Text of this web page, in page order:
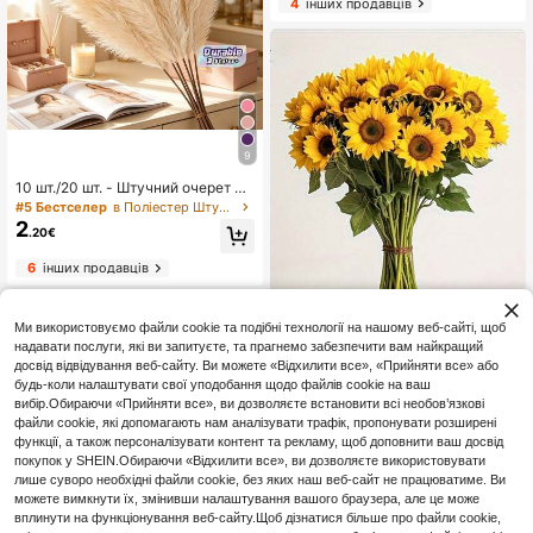
9
10 шт./20 шт. - Штучний очерет 55
см/21,65 дюйма заввишки, штучн
а пампасна трава, штучна гілка ш
лейфу для наповнювача підлогов
та кухні, прикраса кімнати, прикра
са весілля, прикраса на День свя
унок на День святого Валентина,
подарунки на день народження, в
ипускний, осінній декор, осінь, шт
учні рослини
#5 Бестселер в Поліестер Штучні прикраси&Штучні прикраси
2.20€
6інших продавців
дходять для квіткових композицій
у стилі бохо, виробів своїми рука
сілля, Різдва, Дня подяки, вінкови
х прикрас.
4інших продавців
1/5/10 шт. цілючий жовтий букет
штучних соняшників, мінімалісти
чна свіжа штучна квітка соняшни
ка, подарунковий імітаційний бук
ет соняшників до випускного сез
ону, штучна квітка соняшника для
вечірки, декору дому, весільного
фону, вітрини та святкового офор
млення
2.47€ -15%
3інших продавців
Ми використовуємо файли cookie та подібні технології на нашому веб-сайті, щоб
надавати послуги, які ви запитуєте, та прагнемо забезпечити вам найкращий
досвід відвідування веб-сайту. Ви можете «Відхилити все», «Прийняти все» або
будь-коли налаштувати свої уподобання щодо файлів cookie на ваш
вибір.Обираючи «Прийняти все», ви дозволяєте встановити всі необов’язкові
файли cookie, які допомагають нам аналізувати трафік, пропонувати розширені
функції, а також персоналізувати контент та рекламу, щоб доповнити ваш досвід
покупок у SHEIN.Обираючи «Відхилити все», ви дозволяєте використовувати
лише суворо необхідні файли cookie, без яких наш веб-сайт не працюватиме. Ви
можете вимкнути їх, змінивши налаштування вашого браузера, але це може
вплинути на функціонування веб-сайту.Щоб дізнатися більше про файли cookie,